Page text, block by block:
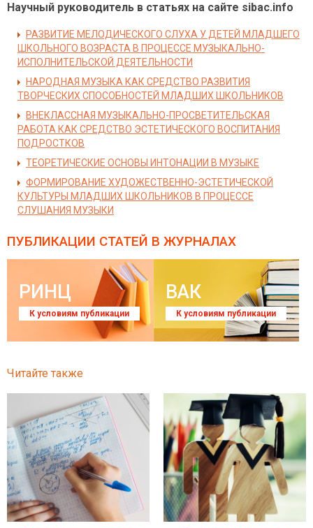
Научный руководитель в статьях на сайте sibac.info
РАЗВИТИЕ МЕЛОДИЧЕСКОГО СЛУХА У ДЕТЕЙ МЛАДШЕГО
ШКОЛЬНОГО ВОЗРАСТА В ПРОЦЕССЕ МУЗЫКАЛЬНО-
ИСПОЛНИТЕЛЬСКОЙ ДЕЯТЕЛЬНОСТИ
НАРОДНАЯ МУЗЫКА КАК СРЕДСТВО РАЗВИТИЯ
ТВОРЧЕСКИХ СПОСОБНОСТЕЙ МЛАДШИХ ШКОЛЬНИКОВ
ВНЕКЛАССНАЯ МУЗЫКАЛЬНО-ПРОСВЕТИТЕЛЬСКАЯ
РАБОТА КАК СРЕДСТВО ЭСТЕТИЧЕСКОГО ВОСПИТАНИЯ
ПОДРОСТКОВ
ТЕОРЕТИЧЕСКИЕ ОСНОВЫ ИНТОНАЦИИ В МУЗЫКЕ
ФОРМИРОВАНИЕ ХУДОЖЕСТВЕННО-ЭСТЕТИЧЕСКОЙ
КУЛЬТУРЫ МЛАДШИХ ШКОЛЬНИКОВ В ПРОЦЕССЕ
СЛУШАНИЯ МУЗЫКИ
ПУБЛИКАЦИИ СТАТЕЙ В ЖУРНАЛАХ
РИНЦ
К условиям публикации
ВАК
К условиям публикации
Читайте также